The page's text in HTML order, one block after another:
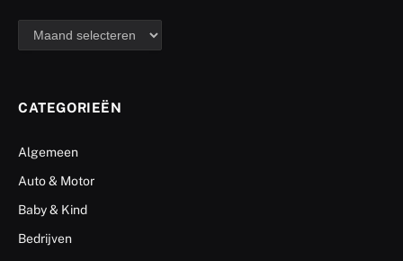
archief
CATEGORIEËN
Algemeen
Auto & Motor
Baby & Kind
Bedrijven